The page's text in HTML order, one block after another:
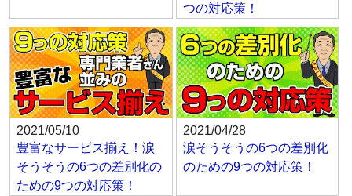
つの対応策！
2021/05/10
豊富なサービス揃え！涙
そうそうの6つの差別化の
ための9つの対応策！
2021/04/28
涙そうそうの6つの差別化
のための9つの対応策！